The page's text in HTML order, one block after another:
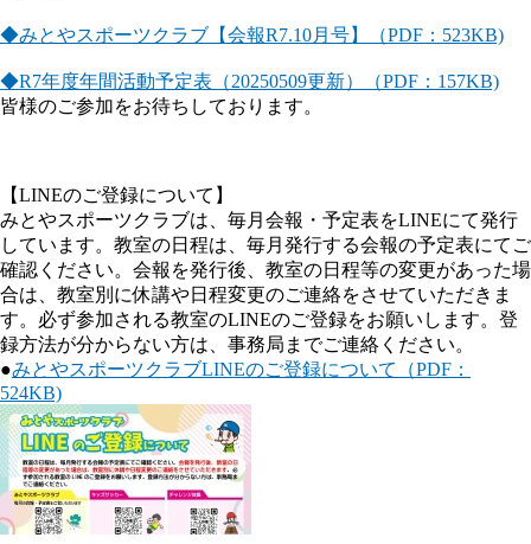
◆みとやスポーツクラブ【会報R7.10月号】（PDF：523KB)
◆R7年度年間活動予定表（20250509更新）（PDF：157KB)
皆様のご参加をお待ちしております。
【LINEのご登録について】
みとやスポーツクラブは、毎月会報・予定表をLINEにて発行
しています。教室の日程は、毎月発行する会報の予定表にてご
確認ください。会報を発行後、教室の日程等の変更があった場
合は、教室別に休講や日程変更のご連絡をさせていただきま
す。必ず参加される教室のLINEのご登録をお願いします。登
録方法が分からない方は、事務局までご連絡ください。
●みとやスポーツクラブLINEのご登録について（PDF：
524KB)